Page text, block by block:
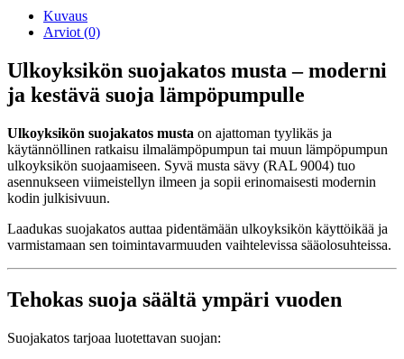
Kuvaus
Arviot (0)
Ulkoyksikön suojakatos musta – moderni
ja kestävä suoja lämpöpumpulle
Ulkoyksikön suojakatos musta on ajattoman tyylikäs ja
käytännöllinen ratkaisu ilmalämpöpumpun tai muun lämpöpumpun
ulkoyksikön suojaamiseen. Syvä musta sävy (RAL 9004) tuo
asennukseen viimeistellyn ilmeen ja sopii erinomaisesti modernin
kodin julkisivuun.
Laadukas suojakatos auttaa pidentämään ulkoyksikön käyttöikää ja
varmistamaan sen toimintavarmuuden vaihtelevissa sääolosuhteissa.
Tehokas suoja säältä ympäri vuoden
Suojakatos tarjoaa luotettavan suojan: